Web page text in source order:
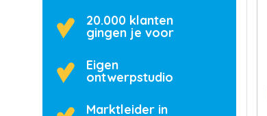
20.000 klanten
gingen je voor
Eigen
ontwerpstudio
Marktleider in